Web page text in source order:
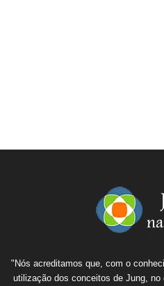
"Nós acreditamos que, com o
utilização dos conceitos de Jung,